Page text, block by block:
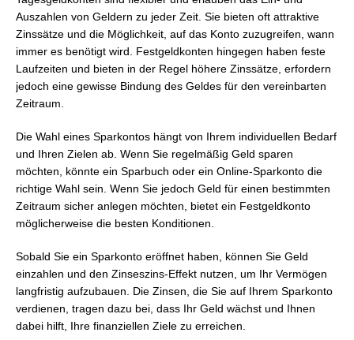
Auszahlen von Geldern zu jeder Zeit. Sie bieten oft attraktive
Zinssätze und die Möglichkeit, auf das Konto zuzugreifen, wann
immer es benötigt wird. Festgeldkonten hingegen haben feste
Laufzeiten und bieten in der Regel höhere Zinssätze, erfordern
jedoch eine gewisse Bindung des Geldes für den vereinbarten
Zeitraum.
Die Wahl eines Sparkontos hängt von Ihrem individuellen Bedarf
und Ihren Zielen ab. Wenn Sie regelmäßig Geld sparen
möchten, könnte ein Sparbuch oder ein Online-Sparkonto die
richtige Wahl sein. Wenn Sie jedoch Geld für einen bestimmten
Zeitraum sicher anlegen möchten, bietet ein Festgeldkonto
möglicherweise die besten Konditionen.
Sobald Sie ein Sparkonto eröffnet haben, können Sie Geld
einzahlen und den Zinseszins-Effekt nutzen, um Ihr Vermögen
langfristig aufzubauen. Die Zinsen, die Sie auf Ihrem Sparkonto
verdienen, tragen dazu bei, dass Ihr Geld wächst und Ihnen
dabei hilft, Ihre finanziellen Ziele zu erreichen.